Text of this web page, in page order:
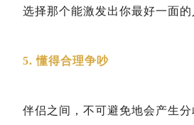
选择那个能激发出你最好一面的
5. 懂得合理争吵
伴侣之间，不可避免地会产生分